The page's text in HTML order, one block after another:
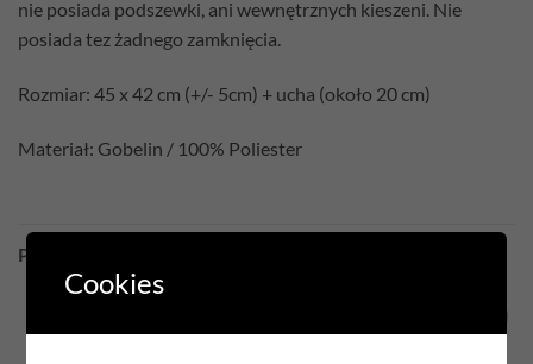
nie posiada podszewki, ani wewnętrznych kieszeni. Nie
posiada tez żadnego zamknięcia.
Rozmiar: 45 x 42 cm (+/- 5cm) + ucha (około 20 cm)
Materiał: Gobelin / 100% Poliester
PODOBNE PRODUKTY
Cookies